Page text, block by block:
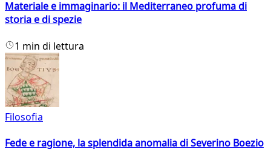
Materiale e immaginario: il Mediterraneo profuma di
storia e di spezie
1 min di lettura
Filosofia
Fede e ragione, la splendida anomalia di Severino Boezio